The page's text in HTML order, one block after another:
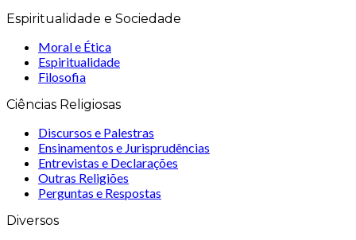
Espiritualidade e Sociedade
Moral e Ética
Espiritualidade
Filosofia
Ciências Religiosas
Discursos e Palestras
Ensinamentos e Jurisprudências
Entrevistas e Declarações
Outras Religiões
Perguntas e Respostas
Diversos